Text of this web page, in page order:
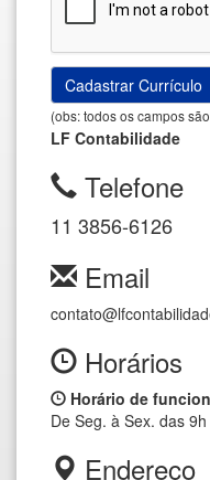
(obs: todos os campos
LF Contabilidade
Telefone
11 3856-6126
Email
Horários
Horário de
De Seg. à Sex. das
Endereço